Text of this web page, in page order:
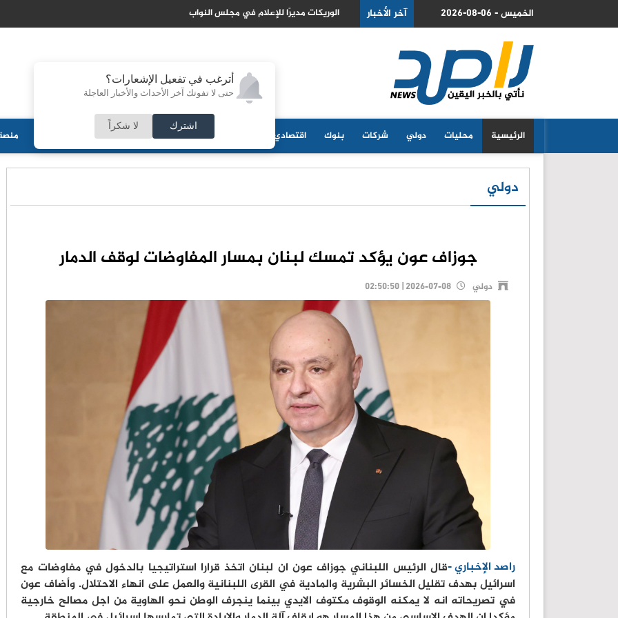
أترغب في تفعيل الإشعارات؟
حتى لا تفوتك آخر الأحداث والأخبار العاجلة
اشترك لا شكراً
2026-08-06 - الخميس آخر الأخبار بين طهران وواشنطن عبر اتفاق مضيق هرمز الوريكات مديرًا للإعلام في مجلس النواب
الرئيسية محليات دولي شركات بنوك اقتصادي منوعات ثقافة مجلس الأمة
دولي
جوزاف عون يؤكد تمسك لبنان بمسار المفاوضات لوقف الدمار
دولي
راصد الإخباري -قال الرئيس اللبناني جوزاف عون ان لبنان اتخذ قرارا استراتيجيا بالدخول في مفاوضات مع
اسرائيل بهدف تقليل الخسائر البشرية والمادية في القرى اللبنانية والعمل على انهاء الاحتلال. وأضاف عون
في تصريحاته انه لا يمكنه الوقوف مكتوف الايدي بينما ينجرف الوطن نحو الهاوية من اجل مصالح خارجية